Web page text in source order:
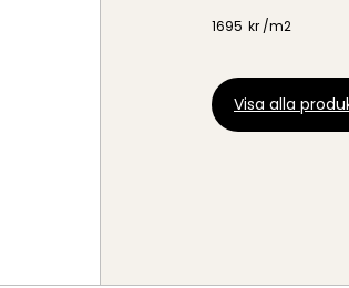
1695 kr /m2
Visa alla